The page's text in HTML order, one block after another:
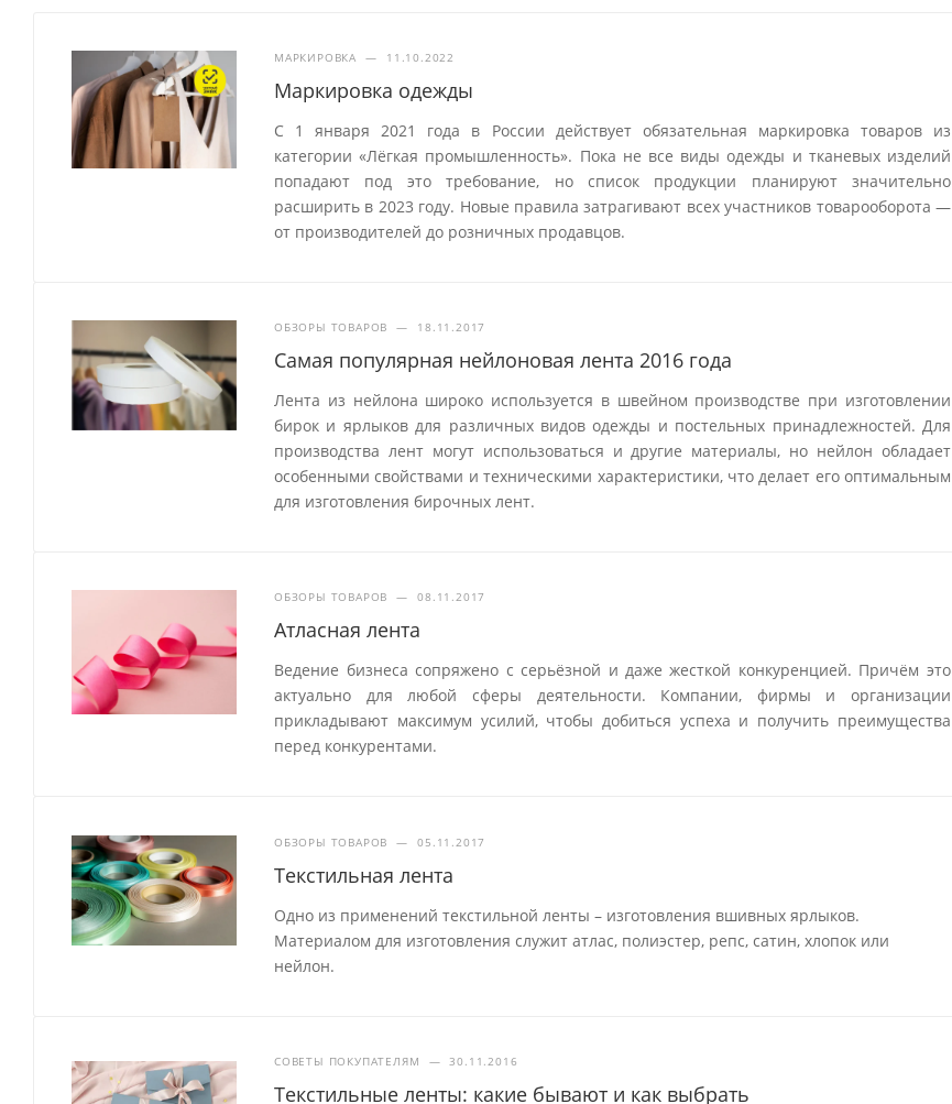
МАРКИРОВКА — 11.10.2022
Маркировка одежды
С 1 января 2021 года в России действует обязательная маркировка товаров из
категории «Лёгкая промышленность». Пока не все виды одежды и тканевых изделий
попадают под это требование, но список продукции планируют значительно
расширить в 2023 году. Новые правила затрагивают всех участников товарооборота —
от производителей до розничных продавцов.
ОБЗОРЫ ТОВАРОВ — 18.11.2017
Самая популярная нейлоновая лента 2016 года
Лента из нейлона широко используется в швейном производстве при изготовлении
бирок и ярлыков для различных видов одежды и постельных принадлежностей. Для
производства лент могут использоваться и другие материалы, но нейлон обладает
особенными свойствами и техническими характеристики, что делает его оптимальным
для изготовления бирочных лент.
ОБЗОРЫ ТОВАРОВ — 08.11.2017
Атласная лента
Ведение бизнеса сопряжено с серьёзной и даже жесткой конкуренцией. Причём это
актуально для любой сферы деятельности. Компании, фирмы и организации
прикладывают максимум усилий, чтобы добиться успеха и получить преимущества
перед конкурентами.
ОБЗОРЫ ТОВАРОВ — 05.11.2017
Текстильная лента
Одно из применений текстильной ленты – изготовления вшивных ярлыков.
Материалом для изготовления служит атлас, полиэстер, репс, сатин, хлопок или
нейлон.
СОВЕТЫ ПОКУПАТЕЛЯМ — 30.11.2016
Текстильные ленты: какие бывают и как выбрать